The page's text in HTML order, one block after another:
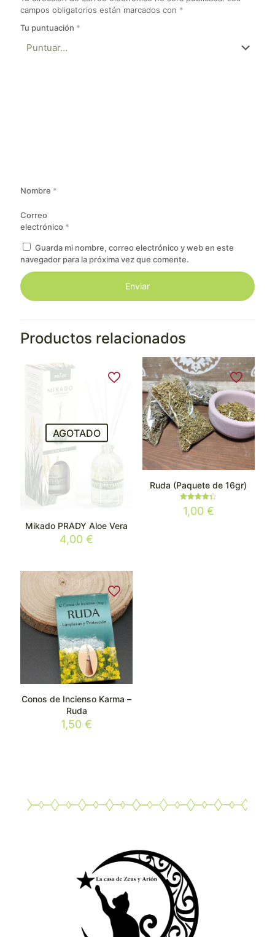
campos obligatorios están marcados con *
Tu puntuación *
Nombre *
Correo
electrónico *
Guarda mi nombre, correo electrónico y web en este
navegador para la próxima vez que comente.
Productos relacionados
AGOTADO
Mikado PRADY Aloe Vera
4,00€
Ruda (Paquete de 16gr)
Valorado
con
1,00 €
Conos de Incienso Karma –
Ruda
1,50€